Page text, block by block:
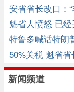
安省省长改口：
魁省人愤怒 已
特鲁多喊话特朗
50%关税 魁省
新闻频道